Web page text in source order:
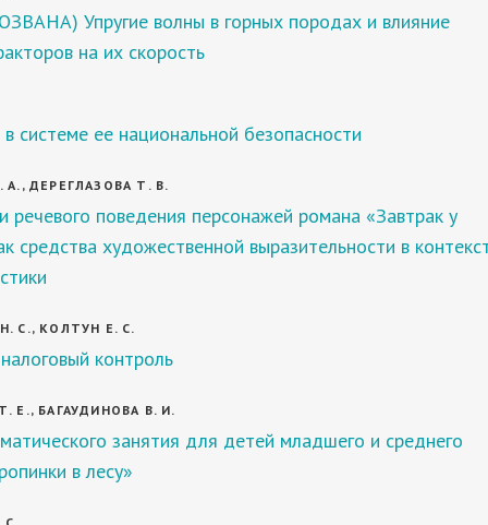
Упругие волны в горных породах и влияние
на их скорость
системе ее национальной безопасности
ДЕРЕГЛАЗОВА Т. В.
речевого поведения персонажей романа «Завтрак у
средства художественной выразительности в
С., КОЛТУН Е. С.
контроль
Е., БАГАУДИНОВА В. И.
занятия для детей младшего и среднего
в лесу»